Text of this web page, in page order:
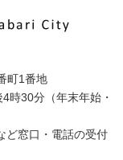
町1番地
時30分（年末年始・
ど窓口・電話の受付